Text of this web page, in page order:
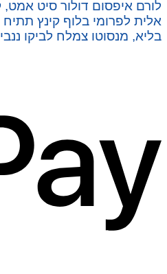
לורם איפסום דולור סיט אמט,
אלית לפרומי בלוף קינץ
בליא, מנסוטו צמלח לביקו